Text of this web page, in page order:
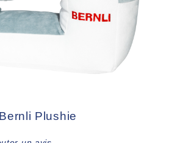
Plushie